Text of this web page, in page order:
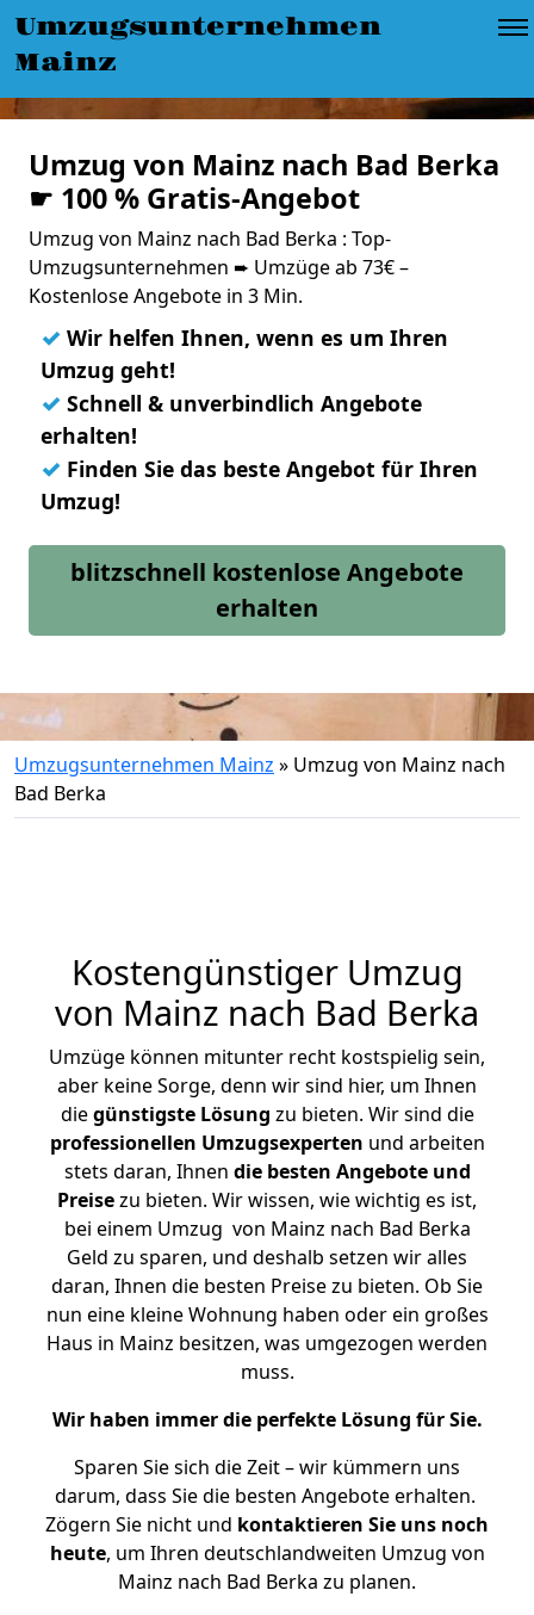
Umzugsunternehmen
Mainz
Umzug von Mainz nach Bad Berka
☛ 100 % Gratis-Angebot
Umzug von Mainz nach Bad Berka : Top-
Umzugsunternehmen ➨ Umzüge ab 73€ –
Kostenlose Angebote in 3 Min.
✓ Wir helfen Ihnen, wenn es um Ihren
Umzug geht!
✓ Schnell & unverbindlich Angebote
erhalten!
✓ Finden Sie das beste Angebot für Ihren
Umzug!
blitzschnell kostenlose Angebote
erhalten
Umzugsunternehmen Mainz » Umzug von Mainz nach
Bad Berka
Kostengünstiger Umzug
von Mainz nach Bad Berka
Umzüge können mitunter recht kostspielig sein,
aber keine Sorge, denn wir sind hier, um Ihnen
diegünstigste Lösung zu bieten. Wir sind die
professionellen Umzugsexperten und arbeiten
stets daran, Ihnen die besten Angebote und
Preisezu bieten. Wir wissen, wie wichtig es ist,
bei einem Umzug von Mainz nach Bad Berka
Geld zu sparen, und deshalb setzen wir alles
daran, Ihnen die besten Preise zu bieten. Ob Sie
nun eine kleine Wohnung haben oder ein großes
Haus in Mainz besitzen, was umgezogen werden
muss.
Wir haben immer die perfekte Lösung für Sie.
Sparen Sie sich die Zeit – wir kümmern uns
darum, dass Sie die besten Angebote erhalten.
Zögern Sie nicht und kontaktieren Sie uns noch
heute, um Ihren deutschlandweiten Umzug von
Mainz nach Bad Berka zu planen.